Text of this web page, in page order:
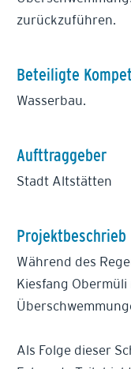
zurückzuführen.
Beteiligte
Wasserbau.
Aufttraggeber
Stadt Altstätten
Projektbeschrieb
Während des
Kiesfang
Als Folge dieser